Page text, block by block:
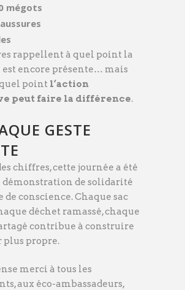
mégots
rappellent à quel point la
encore présente… mais
point l’action
peut faire la différence.
GESTE
chiffres, cette journée a été
de solidarité
de conscience. Chaque sac
déchet ramassé, chaque
contribue à construire
plus propre.
merci à tous les
aux éco-ambassadeurs,